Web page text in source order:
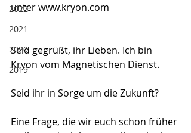
2022
2021
2020
2019
unter www.kryon.com
Seid gegrüßt, ihr Lieben. Ich bin
Kryon vom Magnetischen Dienst.
Seid ihr in Sorge um die Zukunft?
Eine Frage, die wir euch schon früher